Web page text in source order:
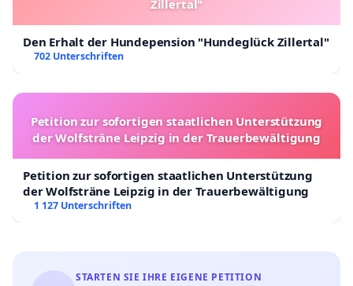
Zillertal"
Den Erhalt der Hundepension "Hundeglück Zillertal"
702 Unterschriften
Petition zur sofortigen staatlichen Unterstützung
der Wolfsträne Leipzig in der Trauerbewältigung
Petition zur sofortigen staatlichen Unterstützung
der Wolfsträne Leipzig in der Trauerbewältigung
1 127 Unterschriften
STARTEN SIE IHRE EIGENE PETITION